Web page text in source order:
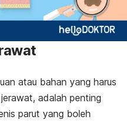
atau bahan yang harus
adalah penting
parut yang boleh